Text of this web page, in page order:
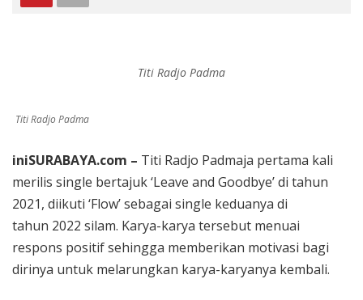
Titi Radjo Padma
Titi Radjo Padma
iniSURABAYA.com – Titi Radjo Padmaja pertama kali
merilis single bertajuk ‘Leave and Goodbye’ di tahun
2021, diikuti ‘Flow’ sebagai single keduanya di
tahun 2022 silam. Karya-karya tersebut menuai
respons positif sehingga memberikan motivasi bagi
dirinya untuk melarungkan karya-karyanya kembali.